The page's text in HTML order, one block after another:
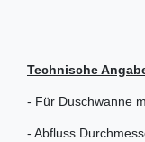
Technische
- Für Duschwanne
- Abfluss